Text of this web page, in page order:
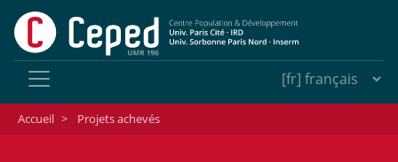
Accueil > Projets achevés